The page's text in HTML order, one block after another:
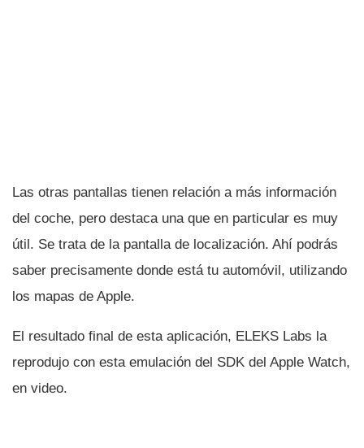
Las otras pantallas tienen relación a más información
del coche, pero destaca una que en particular es muy
útil. Se trata de la pantalla de localización. Ahí­ podrás
saber precisamente donde está tu automóvil, utilizando
los mapas de Apple.
El resultado final de esta aplicación, ELEKS Labs la
reprodujo con esta emulación del SDK del Apple Watch,
en video.